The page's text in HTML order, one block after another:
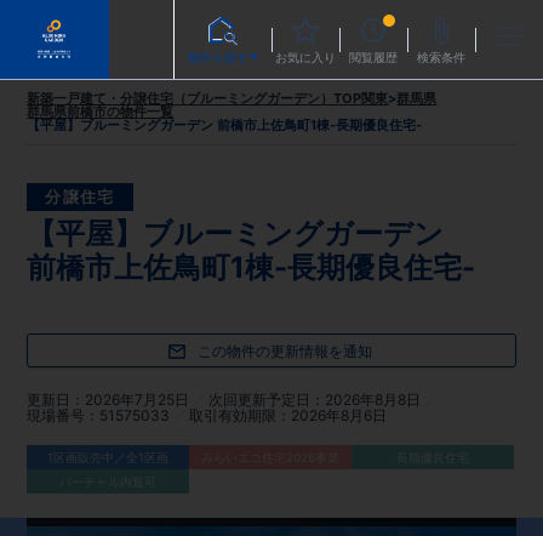
物件を探す お気に入り 閲覧履歴 検索条件
新築一戸建て・分譲住宅（ブルーミングガーデン）TOP関東>群馬県
群馬県前橋市の物件一覧
【平屋】ブルーミングガーデン 前橋市上佐鳥町1棟-長期優良住宅-
分譲住宅
【平屋】ブルーミングガーデン
前橋市上佐鳥町1棟-長期優良住宅-
この物件の更新情報を通知
更新日 2026年7月25日 次回更新予定日
2026年8月8日
現場番号
51575033 取引有効期限 2026年8月6日
1区画販売中／全1区画
長期優良住宅
バーチャル内覧可